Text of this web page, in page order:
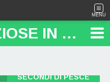
MENU
RICETTE DELIZIOSE IN PENTOLA: "FOOD TRAVEL BLOG"
SECONDI DI PESCE